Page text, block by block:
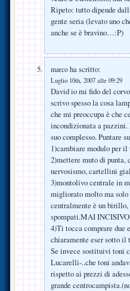
Ripeto: tutto dipende
gente seria (levato uno
anche se è bravino…:P)
marco ha scritto:
Luglio 10th, 2007 alle 09:29
David io mi fido del
scrivo spesso la cosa
che mi preoccupa è che
incondizionata a pazzini.
suo complesso. Puntare
1)cambiare modulo per il
2)mettere muto di punta,
nervosismo, cartellini
3)montolivo centrale in
migliorato molto ma solo
centralmente è un
spompati.MAI
4)Ti tocca comprare due
chiaramente eser sotto
Se invece sostituivi toni
Lucarelli-..che toni
rispetto ai prezzi di
grande